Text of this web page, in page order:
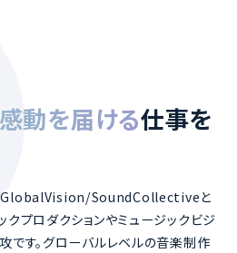
感動を届ける仕事を
SoundCollectiveと
クプロダクションやミュージックビジ
です。グローバルレベルの音楽制作